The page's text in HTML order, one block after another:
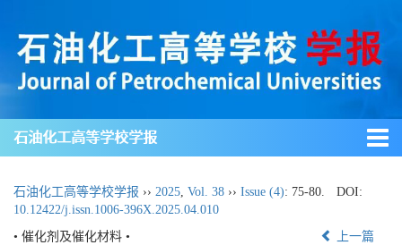
石油化工高等学校学报
石油化工高等学校学报 ›› 2025 Vol. 38 ›› Issue (4): 75-80.
DOI:
10.12422/j.issn.1006-396X.2025.04.010
• 催化剂及催化材料 •
上一篇